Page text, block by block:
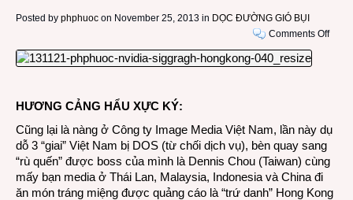
Posted by phphuoc on November 25, 2013 in DỌC ĐƯỜNG GIÓ BỤI
Comments Offon
tất
Hui
Shan
HƯƠNG CẢNG HẨU XỰC KÝ:
Cũng lại là nàng ở Công ty Image Media Việt Nam, lần này dụ
dỗ 3 “giai” Việt Nam bị DOS (từ chối dịch vụ), bèn quay sang
“rù quến” được boss của mình là Dennis Chou (Taiwan) cùng
mấy bạn media ở Thái Lan, Malaysia, Indonesia và China đi
ăn món tráng miệng được quảng cáo là “trứ danh” Hong Kong